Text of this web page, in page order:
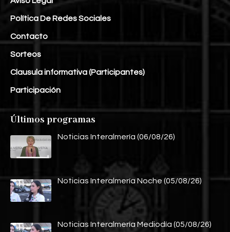
Política De Redes Sociales
Contacto
Sorteos
Clausula informativa (Participantes)
Participación
Últimos programas
Noticias Interalmería (06/08/26)
Noticias Interalmería Noche (05/08/26)
Noticias Interalmería Mediodía (05/08/26)